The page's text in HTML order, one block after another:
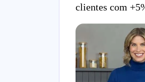
clientes com
taxa de retenção
funil completo